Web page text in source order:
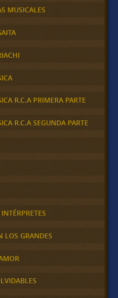
MUSICALES
R.C.A PRIMERA PARTE
R.C.A SEGUNDA PARTE
LOS GRANDES